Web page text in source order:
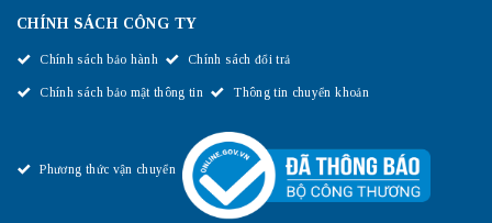
CHÍNH SÁCH CÔNG TY
Chính sách bảo hành Chính sách đổi trả
Chính sách bảo mật thông tin Thông tin chuyển khoản
Phương thức vận chuyển